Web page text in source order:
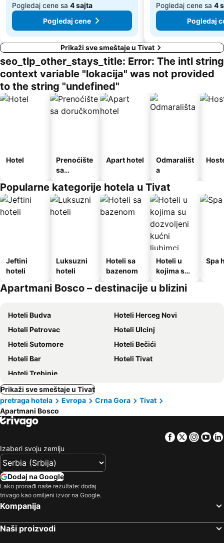
Pogledaj cene sa 4 sajta
Pogledaj cene
Pogledaj cene sa 4
Pogledaj
Prikaži sve smeštaje u Tivat
seo_tlp_other_stays_title: Error: The intl string
context variable "lokacija" was not provided
to the string "undefined"
Hotel
Prenoćište
sa
Apart hotel
Odmarališt
a
Popularne kategorije hotela u Tivat
Jeftini
hoteli
Luksuzni
hoteli
Hoteli sa
bazenom
Hoteli u
kojima su
kućni
Spa
Apartmani Bosco – destinacije u blizini
Hoteli Budva
Hoteli Herceg Novi
Hoteli Petrovac
Hoteli Ulcinj
Hoteli Sutomore
Hoteli Bečići
Hoteli Bar
Hoteli Tivat
Hoteli Trebinje
Prikaži sve smeštaje u Tivat
pretraga hotela
Evropa Crna Gora
Tivat
Apartmani Bosco
Facebook
Twitter
Izaberi svoju zemlju
Dodaj na Google
Lako pronađi naše rezultate: dodaj
trivago kao omiljeni izvor na Google.
Kompanija
Naši proizvodi